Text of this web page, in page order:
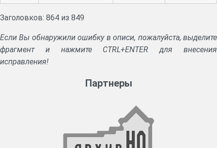
положению.
Заголовков: 864 из 849
Если Вы обнаружили ошибку в описи, пожалуйста, выделите
фрагмент и нажмите CTRL+ENTER для внесения
исправления!
Партнеры